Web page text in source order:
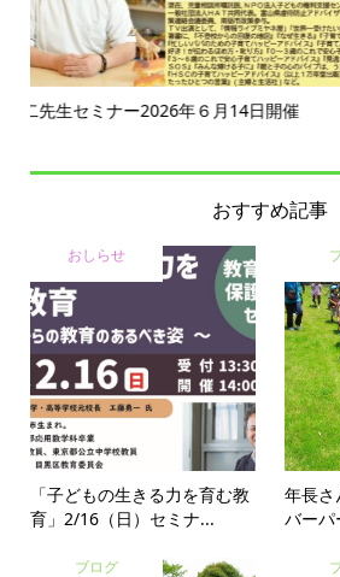
おにぎり遠足
おすすめ記事
おしらせ
「子どもの生きる力を育む教
育」2/16（日）セミナ...
年長さ
バー
ブログ